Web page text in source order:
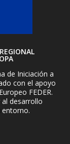
de Iniciación a
con el apoyo
FEDER.
desarrollo
entorno.